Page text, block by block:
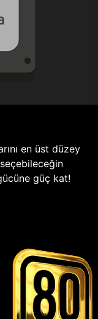
en üst düzey
güç kat!